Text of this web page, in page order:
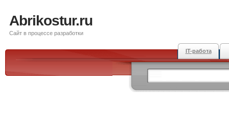
Abrikostur.ru
Сайт в процессе разработки
IT-работа